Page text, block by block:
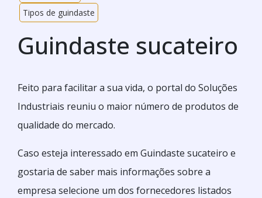
Tipos de guindaste
Guindaste sucateiro
Feito para facilitar a sua vida, o portal do Soluções
Industriais reuniu o maior número de produtos de
qualidade do mercado.
Caso esteja interessado em Guindaste sucateiro e
gostaria de saber mais informações sobre a
empresa selecione um dos fornecedores listados